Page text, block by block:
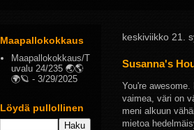
keskiviikko 21.
Susanna's
You're
vaimea, väri on
meni alkuun
mietoa
Maapallokokkaus
Maapallokokkaus/T
uvalu 24/235 🌏🌎
🌍🪐 - 3/29/2025
Löydä pullollinen